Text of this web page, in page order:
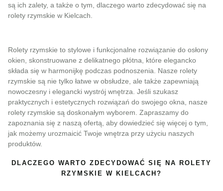
są ich zalety, a także o tym, dlaczego warto zdecydować się na
rolety rzymskie w Kielcach.
Rolety rzymskie to stylowe i funkcjonalne rozwiązanie do osłony
okien, skonstruowane z delikatnego płótna, które elegancko
składa się w harmonijkę podczas podnoszenia. Nasze rolety
rzymskie są nie tylko łatwe w obsłudze, ale także zapewniają
nowoczesny i elegancki wystrój wnętrza. Jeśli szukasz
praktycznych i estetycznych rozwiązań do swojego okna, nasze
rolety rzymskie są doskonałym wyborem. Zapraszamy do
zapoznania się z naszą ofertą, aby dowiedzieć się więcej o tym,
jak możemy urozmaicić Twoje wnętrza przy użyciu naszych
produktów.
DLACZEGO WARTO ZDECYDOWAĆ SIĘ NA ROLETY
RZYMSKIE W KIELCACH?